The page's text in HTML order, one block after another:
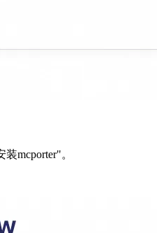
mcporter"。